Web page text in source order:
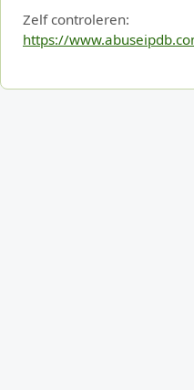
Zelf controleren:
https://